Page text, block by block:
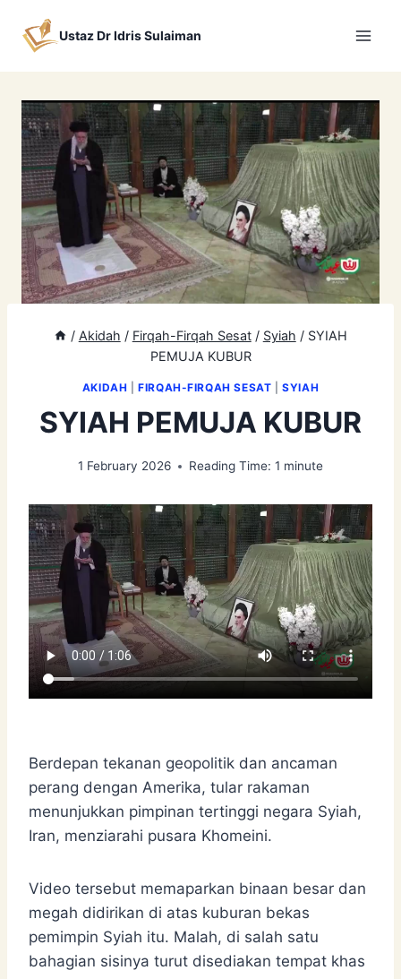
Ustaz Dr Idris Sulaiman
/ Akidah / Firqah-Firqah Sesat / Syiah / SYIAH
PEMUJA KUBUR
AKIDAH |FIRQAH-FIRQAH SESAT |SYIAH
SYIAH PEMUJA KUBUR
1 February 2026 Reading Time: 1 minute
Berdepan tekanan geopolitik dan ancaman
perang dengan Amerika, tular rakaman
menunjukkan pimpinan tertinggi negara Syiah,
Iran, menziarahi pusara Khomeini.
Video tersebut memaparkan binaan besar dan
megah didirikan di atas kuburan bekas
pemimpin Syiah itu. Malah, di salah satu
bahagian sisinya turut disediakan tempat khas